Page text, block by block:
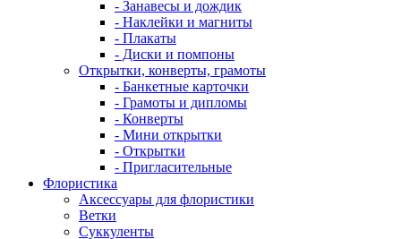
- Занавесы и дождик
- Наклейки и магниты
- Плакаты
- Диски и помпоны
Открытки, конверты, грамоты
- Банкетные карточки
- Грамоты и дипломы
- Конверты
- Мини открытки
- Открытки
- Пригласительные
Флористика
Аксессуары для флористики
Ветки
Суккуленты